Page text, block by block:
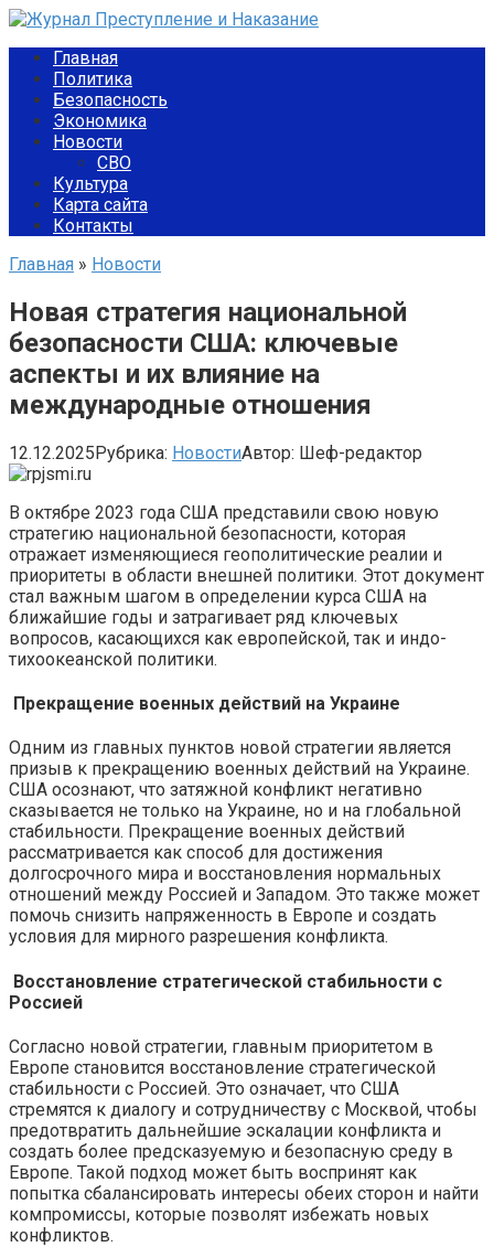
Перейти
контентуГлавная
Политика
Безопасность
Экономика
Новости
СВО
Культура
Карта сайта
Контакты
Главная » Новости
Новая стратегия национальной
безопасности США: ключевые
аспекты и их влияние на
международные отношения
12.12.2025Рубрика: НовостиАвтор: Шеф-редактор
В октябре 2023 года США представили свою новую
стратегию национальной безопасности, которая
отражает изменяющиеся геополитические реалии и
приоритеты в области внешней политики. Этот документ
стал важным шагом в определении курса США на
ближайшие годы и затрагивает ряд ключевых
вопросов, касающихся как европейской, так и индо-
тихоокеанской политики.
Прекращение военных действий на Украине
Одним из главных пунктов новой стратегии является
призыв к прекращению военных действий на Украине.
США осознают, что затяжной конфликт негативно
сказывается не только на Украине, но и на глобальной
стабильности. Прекращение военных действий
рассматривается как способ для достижения
долгосрочного мира и восстановления нормальных
отношений между Россией и Западом. Это также может
помочь снизить напряженность в Европе и создать
условия для мирного разрешения конфликта.
Восстановление стратегической стабильности с
Россией
Согласно новой стратегии, главным приоритетом в
Европе становится восстановление стратегической
стабильности с Россией. Это означает, что США
стремятся к диалогу и сотрудничеству с Москвой, чтобы
предотвратить дальнейшие эскалации конфликта и
создать более предсказуемую и безопасную среду в
Европе. Такой подход может быть воспринят как
попытка сбалансировать интересы обеих сторон и найти
компромиссы, которые позволят избежать новых
конфликтов.